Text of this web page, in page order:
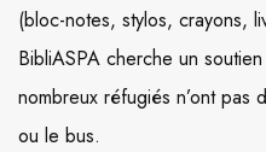
(bloc-notes, stylos, crayons,
BibliASPA cherche un
nombreux réfugiés n’ont pas
ou le bus.